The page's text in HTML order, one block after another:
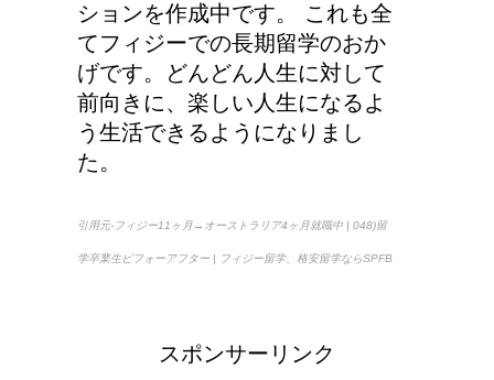
ションを作成中です。 これも全
てフィジーでの長期留学のおか
げです。どんどん人生に対して
前向きに、楽しい人生になるよ
う生活できるようになりまし
た。
引用元-フィジー11ヶ月→オーストラリア4ヶ月就職中 | 048)留
学卒業生ビフォーアフター | フィジー留学、格安留学ならSPFB
スポンサーリンク